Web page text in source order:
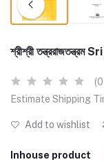
শ্রীশ্রী
Estimate Shipping
Add to wishlist
Inhouse product